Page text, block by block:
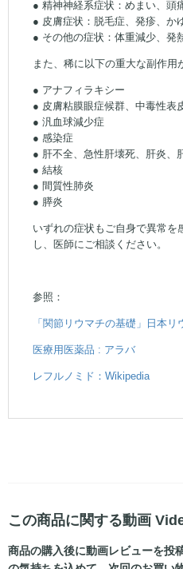
● 精神神経系症状：めまい、頭
● 皮膚症状：脱毛症、発疹、か
● その他の症状：体重減少、発
また、稀に以下の重大な副作用
● アナフィラキシー
● 皮膚粘膜眼症候群、中毒性表
● 汎血球減少症
● 感染症
● 肝不全、急性肝壊死、肝炎、
● 結核
● 間質性肺炎
● 膵炎
いずれの症状もご自身で異常
し、医師にご相談ください。
参照：
「関節リウマチの基礎」日本リ
医療用医薬品 : アラバ
レフルノミド：Wikipedia
この商品に関する動画
商品の購入後に動画レビューを投